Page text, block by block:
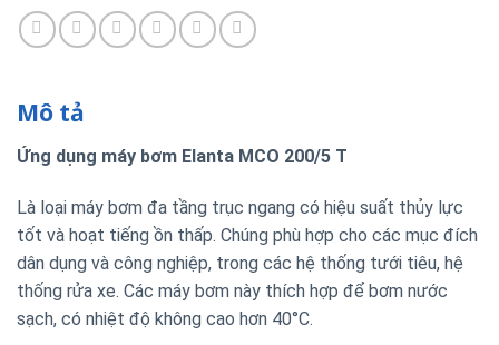
Mô tả
Ứng dụng máy bơm Elanta MCO 200/5 T
Là loại máy bơm đa tầng trục ngang có hiệu suất thủy lực
tốt và hoạt tiếng ồn thấp. Chúng phù hợp cho các mục đích
dân dụng và công nghiệp, trong các hệ thống tưới tiêu, hệ
thống rửa xe. Các máy bơm này thích hợp để bơm nước
sạch, có nhiệt độ không cao hơn 40°C.